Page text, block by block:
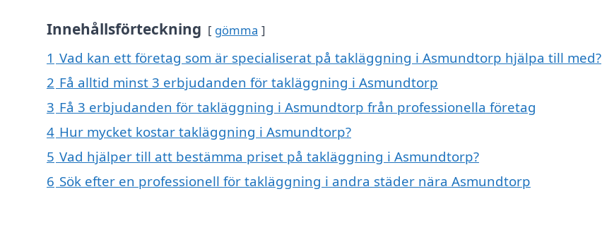
Innehållsförteckning gömma
1 Vad kan ett företag som är specialiserat på takläggning i Asmundtorp hjälpa till med?
2 Få alltid minst 3 erbjudanden för takläggning i Asmundtorp
3 Få 3 erbjudanden för takläggning i Asmundtorp från professionella företag
4 Hur mycket kostar takläggning i Asmundtorp?
5 Vad hjälper till att bestämma priset på takläggning i Asmundtorp?
6 Sök efter en professionell för takläggning i andra städer nära Asmundtorp